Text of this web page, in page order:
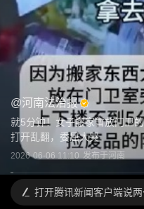
@河南法治报
就5分钟！女子搬家暂放门卫
打开乱翻，委屈大哭
2026-06-06 11:10 发布于河南
打开腾讯新闻客户端说两